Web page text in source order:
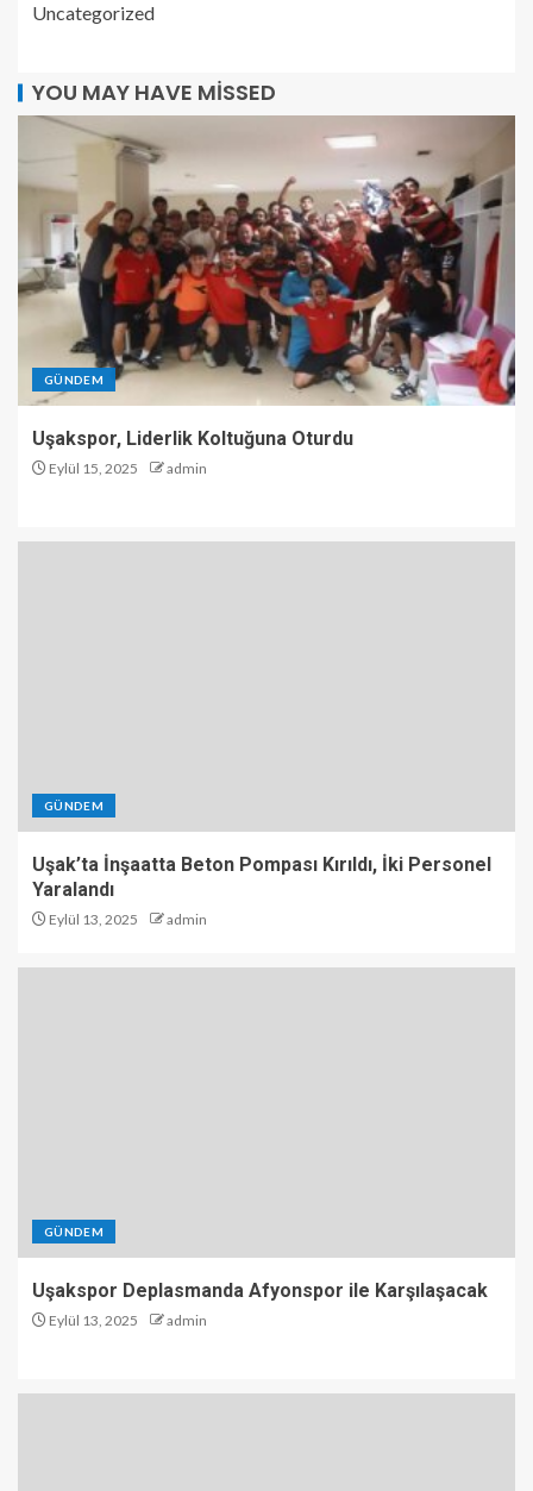
Uncategorized
YOU MAY HAVE MISSED
GÜNDEM
Uşakspor, Liderlik Koltuğuna Oturdu
Eylül 15, 2025 admin
GÜNDEM
Uşak’ta İnşaatta Beton Pompası Kırıldı, İki Personel
Yaralandı
Eylül 13, 2025 admin
GÜNDEM
Uşakspor Deplasmanda Afyonspor ile Karşılaşacak
Eylül 13, 2025 admin